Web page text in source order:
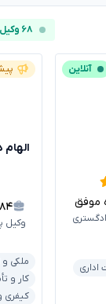
۶۸ وکیل آنلاین
آنلاین
اداری
الهام
وکیل
ملکی و
کار و
کیفری